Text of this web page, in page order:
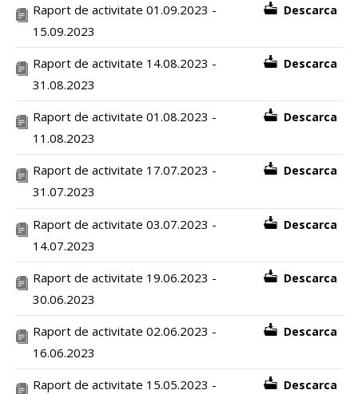
Raport de activitate 01.09.2023 -
15.09.2023
Descarca
Raport de activitate 14.08.2023 -
31.08.2023
Descarca
Raport de activitate 01.08.2023 -
11.08.2023
Descarca
Raport de activitate 17.07.2023 -
31.07.2023
Descarca
Raport de activitate 03.07.2023 -
14.07.2023
Descarca
Raport de activitate 19.06.2023 -
30.06.2023
Descarca
Raport de activitate 02.06.2023 -
16.06.2023
Descarca
Raport de activitate 15.05.2023 -
Descarca